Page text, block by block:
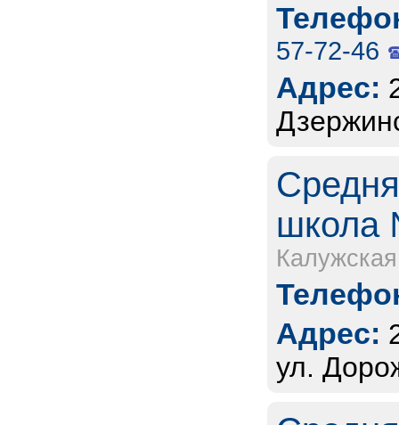
57-72-46
Адрес:
школа
Адрес:
ул.